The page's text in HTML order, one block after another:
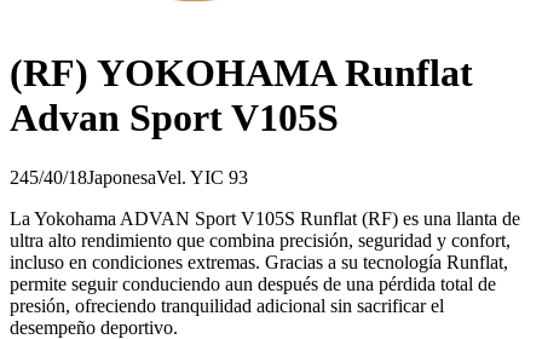
(RF) YOKOHAMA Runflat
Advan Sport V105S
245/40/18JaponesaVel. YIC 93
La Yokohama ADVAN Sport V105S Runflat (RF) es una llanta de
ultra alto rendimiento que combina precisión, seguridad y confort,
incluso en condiciones extremas. Gracias a su tecnología Runflat,
permite seguir conduciendo aun después de una pérdida total de
presión, ofreciendo tranquilidad adicional sin sacrificar el
desempeño deportivo.